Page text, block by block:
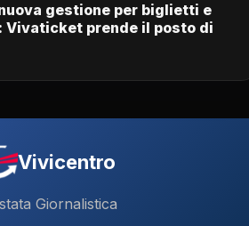
gestione per biglietti e
Vivaticket prende il posto di
Vivicentro
Giornalistica